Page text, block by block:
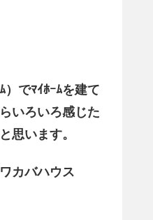
）でﾏｲﾎｰﾑを建て
いろいろ感じた
思います。
カバハウス